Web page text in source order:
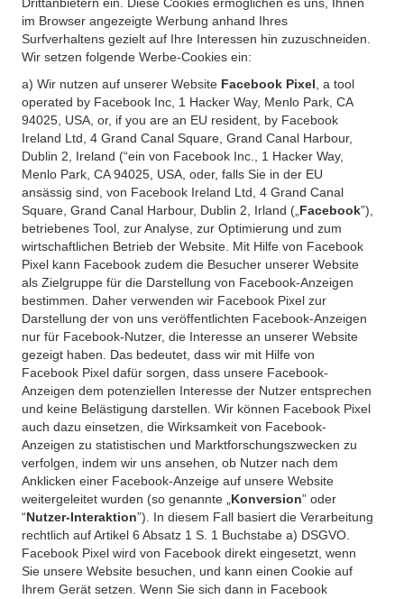
im Browser angezeigte Werbung anhand Ihres
Surfverhaltens gezielt auf Ihre Interessen hin zuzuschneiden.
Wir setzen folgende Werbe-Cookies ein:
a) Wir nutzen auf unserer Website Facebook Pixel , a tool
operated by Facebook Inc, 1 Hacker Way, Menlo Park, CA
94025, USA, or, if you are an EU resident, by Facebook
Ireland Ltd, 4 Grand Canal Square, Grand Canal Harbour,
Dublin 2, Ireland (“ein von Facebook Inc., 1 Hacker Way,
Menlo Park, CA 94025, USA, oder, falls Sie in der EU
ansässig sind, von Facebook Ireland Ltd, 4 Grand Canal
Square, Grand Canal Harbour, Dublin 2, Irland („ Facebook”),
betriebenes Tool, zur Analyse, zur Optimierung und zum
wirtschaftlichen Betrieb der Website. Mit Hilfe von Facebook
Pixel kann Facebook zudem die Besucher unserer Website
als Zielgruppe für die Darstellung von Facebook-Anzeigen
bestimmen. Daher verwenden wir Facebook Pixel zur
Darstellung der von uns veröffentlichten Facebook-Anzeigen
nur für Facebook-Nutzer, die Interesse an unserer Website
gezeigt haben. Das bedeutet, dass wir mit Hilfe von
Facebook Pixel dafür sorgen, dass unsere Facebook-
Anzeigen dem potenziellen Interesse der Nutzer entsprechen
und keine Belästigung darstellen. Wir können Facebook Pixel
auch dazu einsetzen, die Wirksamkeit von Facebook-
Anzeigen zu statistischen und Marktforschungszwecken zu
verfolgen, indem wir uns ansehen, ob Nutzer nach dem
Anklicken einer Facebook-Anzeige auf unsere Website
weitergeleitet wurden (so genannte „ Konversion” oder
“Nutzer-Interaktion”). In diesem Fall basiert die Verarbeitung
rechtlich auf Artikel 6 Absatz 1 S. 1 Buchstabe a) DSGVO.
Facebook Pixel wird von Facebook direkt eingesetzt, wenn
Sie unsere Website besuchen, und kann einen Cookie auf
Ihrem Gerät setzen. Wenn Sie sich dann in Facebook